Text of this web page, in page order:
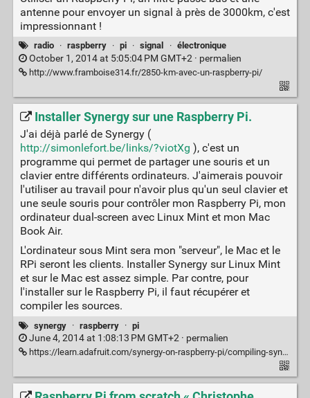
antenne pour envoyer un signal à près de 3000km, c'est
impressionnant !
radio · raspberry · pi · signal · électronique
October 1, 2014 at 5:05:04 PM GMT+2 · permalien
http://www.framboise314.fr/2850-km-avec-un-raspberry-pi/
Installer Synergy sur une Raspberry Pi.
J'ai déjà parlé de Synergy (
http://simonlefort.be/links/?viotXg ), c'est un
programme qui permet de partager une souris et un
clavier entre différents ordinateurs. J'aimerais pouvoir
l'utiliser au travail pour n'avoir plus qu'un seul clavier et
une seule souris pour contrôler mon Raspberry Pi, mon
ordinateur dual-screen avec Linux Mint et mon Mac
Book Air.
L'ordinateur sous Mint sera mon "serveur", le Mac et le
RPi seront les clients. Installer Synergy sur Linux Mint
et sur le Mac est assez simple. Par contre, pour
l'installer sur le Raspberry Pi, il faut récupérer et
compiler les sources.
synergy · raspberry · pi
June 4, 2014 at 1:08:13 PM GMT+2 · permalien
https://learn.adafruit.com/synergy-on-raspberry-pi/compiling-synergy-for-raspbian